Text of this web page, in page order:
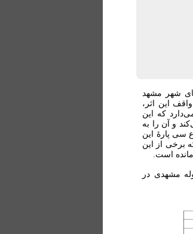
یکی از خانقاه‌های شهر مشهد
این اثر،
که این
و آن را به
سی پارۀ این
برخی از این
مانده است.
مشهدی در